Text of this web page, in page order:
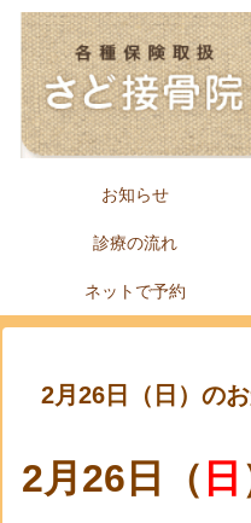
お知らせ
診療の流れ
ネットで予約
2月26日（日）の
2月26日（ 日